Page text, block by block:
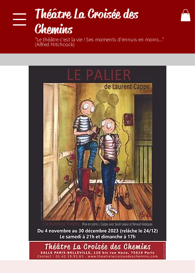
Théâtre La Croisée des
Chemins
"Le théâtre c'est la vie ! Ses moments d'ennuis en moins..."
(Alfred Hitchcock)